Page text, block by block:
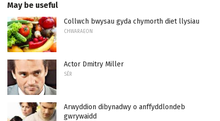
May be useful
Collwch bwysau gyda chymorth diet llysiau
CHWARAEON
Actor Dmitry Miller
SÊR
Arwyddion dibynadwy o anffyddlondeb
gwrywaidd